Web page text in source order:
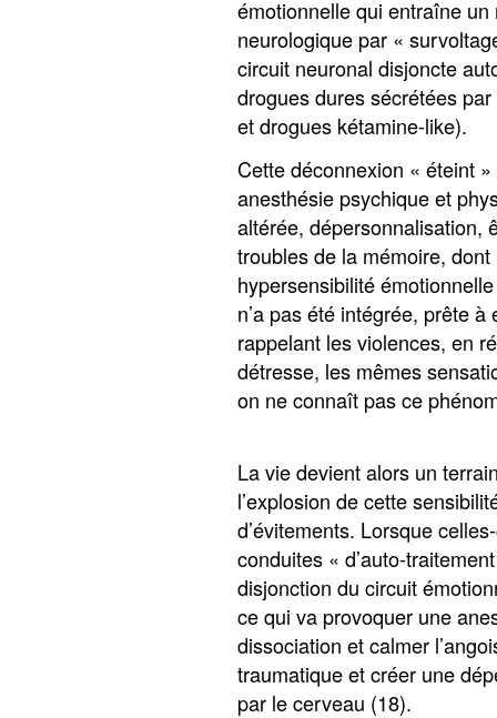
émotionnelle qui entraîne
neurologique par «
circuit neuronal disjoncte
drogues dures sécrétées
et drogues kétamine-like).
Cette déconnexion « éteint
anesthésie psychique et
altérée, dépersonnalisation,
troubles de la mémoire,
hypersensibilité
n’a pas été intégrée, prête
rappelant les violences, en
détresse, les mêmes
on ne connaît pas ce
La vie devient alors un
l’explosion de cette
d’évitements. Lorsque
conduites « d’auto-
disjonction du circuit
ce qui va provoquer une
dissociation et calmer
traumatique et créer une
par le cerveau (18).